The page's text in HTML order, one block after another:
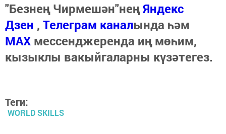
"Безнең Чирмешән"неңЯндекс
Дзен , Телеграм каналында һәм
МАХ мессенджеренда иң мөһим,
кызыклы вакыйгаларны күзәтегез.
Теги:
WORLD SKILLS